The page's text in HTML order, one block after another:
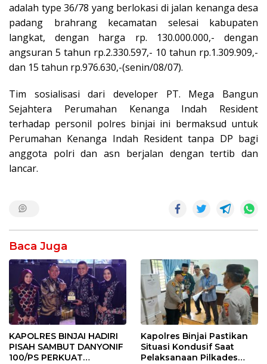
adalah type 36/78 yang berlokasi di jalan kenanga desa
padang brahrang kecamatan selesai kabupaten
langkat, dengan harga rp. 130.000.000,- dengan
angsuran 5 tahun rp.2.330.597,- 10 tahun rp.1.309.909,-
dan 15 tahun rp.976.630,-(senin/08/07).
Tim sosialisasi dari developer PT. Mega Bangun
Sejahtera Perumahan Kenanga Indah Resident
terhadap personil polres binjai ini bermaksud untuk
Perumahan Kenanga Indah Resident tanpa DP bagi
anggota polri dan asn berjalan dengan tertib dan
lancar.
Baca Juga
KAPOLRES BINJAI HADIRI
PISAH SAMBUT DANYONIF
100/PS PERKUAT
Kapolres Binjai Pastikan
Situasi Kondusif Saat
Pelaksanaan Pilkades